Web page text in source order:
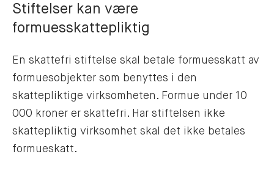
Stiftelser kan være
formuesskattepliktig
En skattefri stiftelse skal betale formuesskatt av
formuesobjekter som benyttes i den
skattepliktige virksomheten. Formue under 10
000 kroner er skattefri. Har stiftelsen ikke
skattepliktig virksomhet skal det ikke betales
formueskatt.